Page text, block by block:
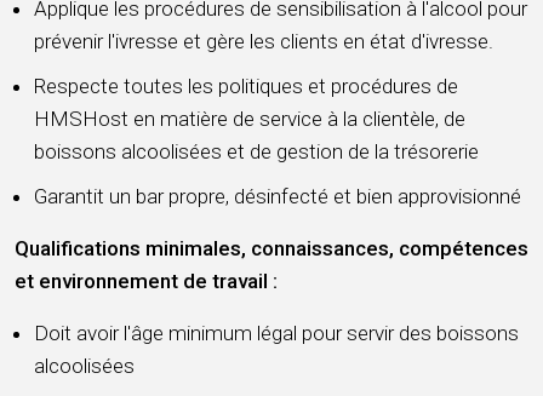
Applique les procédures de sensibilisation à l'alcool pour
prévenir l'ivresse et gère les clients en état d'ivresse.
Respecte toutes les politiques et procédures de
HMSHost en matière de service à la clientèle, de
boissons alcoolisées et de gestion de la trésorerie
Garantit un bar propre, désinfecté et bien approvisionné
Qualifications minimales, connaissances, compétences
et environnement de travail :
Doit avoir l'âge minimum légal pour servir des boissons
alcoolisées